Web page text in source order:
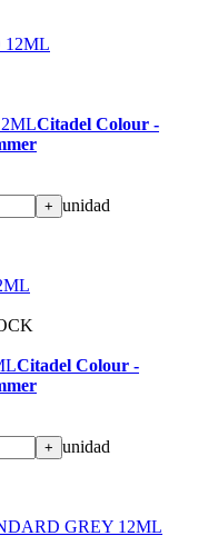
Citadel Colour -
+ unidad
Citadel Colour -
+ unidad